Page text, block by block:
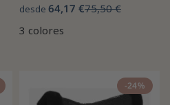
desde 64,17 €75,50 €
3 colores
-24%